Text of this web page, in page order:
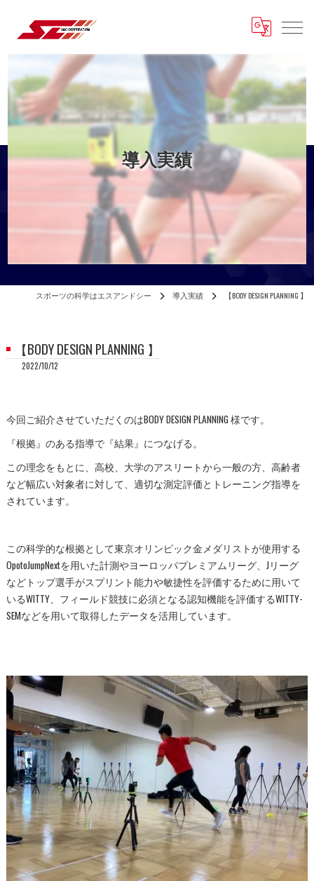
導入実績
スポーツの科学はエスアンドシー 導入実績 【BODY DESIGN PLANNING 】
【BODY DESIGN PLANNING 】
2022/10/12
今回ご紹介させていただくのはBODY DESIGN PLANNING 様です。
『根拠』のある指導で『結果』につなげる。
この理念をもとに、高校、大学のアスリートから一般の方、 高齢者
など幅広い対象者に対して、 適切な測定評価とトレーニング指導を
されています。
この科学的な根拠として東京オリンピック金メダリストが使用する
OpotoJumpNextを用いた計測やヨーロッパプレミアムリーグ、 Jリーグ
などトップ選手がスプリント能力や敏捷性を評価するために用いて
いるWITTY、 フィールド競技に必須となる認知機能を評価するWITTY-
SEMなどを用いて取得したデータを活用しています。